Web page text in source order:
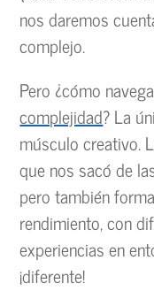
nos daremos
complejo.
Pero ¿cómo
complejidad? La
músculo creativo.
que nos sacó de
pero también
rendimiento, con
experiencias en
¡diferente!